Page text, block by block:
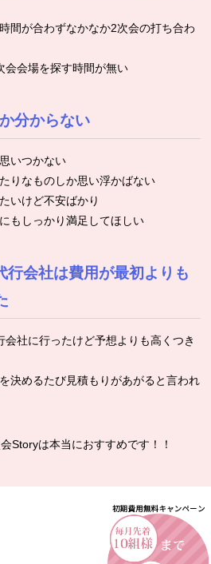
間が合わずなかなか2次会の打ち合わ
会会場を探す時間が無い
分からない
いつかない
りなものしか思い浮かばない
いけど不安ばかり
もしっかり満足してほしい
行会社は費用が最初よりも
会社に行ったけど予想よりも高くつき
決めるたび見積もりがあがると言われ
Storyは本当におすすめです！！